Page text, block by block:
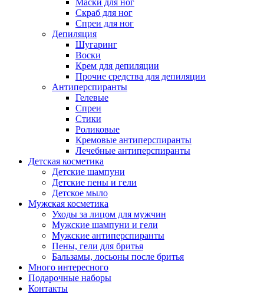
Скраб для ног
Спреи для ног
Депиляция
Шугаринг
Воски
Крем для депиляции
Прочие средства для депиляции
Антиперспиранты
Гелевые
Спреи
Стики
Роликовые
Кремовые антиперспиранты
Лечебные антиперспиранты
Детская косметика
Детские шампуни
Детские пены и гели
Детское мыло
Мужская косметика
Уходы за лицом для мужчин
Мужские шампуни и гели
Мужские антиперспиранты
Пены, гели для бритья
Бальзамы, лосьоны после бритья
Много интересного
Подарочные наборы
Контакты